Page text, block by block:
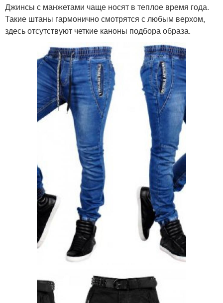
Джинсы с манжетами чаще носят в теплое время года.
Такие штаны гармонично смотрятся с любым верхом,
здесь отсутствуют четкие каноны подбора образа.